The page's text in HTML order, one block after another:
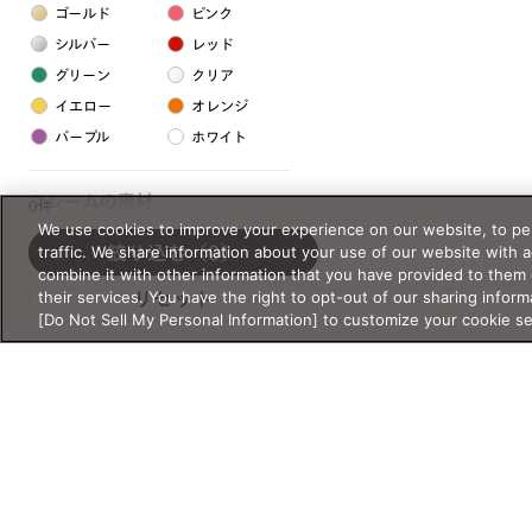
ゴールド ピンク
シルバー レッド
グリーン クリア
イエロー オレンジ
パープル ホワイト
フレームの素材
プラスチック系
樹脂
アセテート
0件
リセット
絞り込む（0）
We use cookies to improve your experience on our website, to
traffic. We share information about your use of our website with
combine it with other information that you have provided to
their services. You have the right to opt-out of our sharing
[Do Not Sell My Personal Information] to customize your cookie